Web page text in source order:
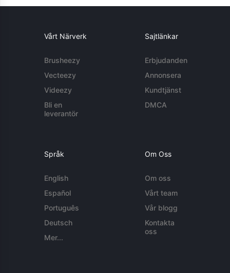
Vårt Närverk
Brusheezy
Vecteezy
Videezy
Bli en
leverantör
Sajtlänkar
Erbjudanden
Annonsera
Kundtjänst
DMCA
Språk
English
Español
Português
Deutsch
Mer...
Om Oss
Om oss
Vårt team
Vår blogg
Kontakta
oss